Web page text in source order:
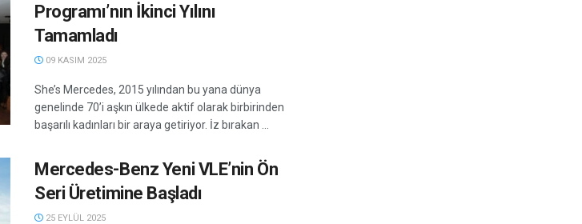
Programı’nın İkinci Yılını
Tamamladı
09 KASIM 2025
She’s Mercedes, 2015 yılından bu yana dünya
genelinde 70’i aşkın ülkede aktif olarak birbirinden
başarılı kadınları bir araya getiriyor. İz bırakan ...
Mercedes-Benz Yeni VLE’nin Ön
Seri Üretimine Başladı
25 EYLÜL 2025